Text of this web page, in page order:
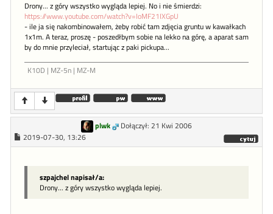
Drony... z góry wszystko wygląda lepiej. No i nie śmierdzi:
https://www.youtube.com/watch?v=IoMF21IXGpU
- ile ja się nakombinowałem, żeby robić tam zdjęcia gruntu w kawałkach
1x1m. A teraz, proszę - poszedłbym sobie na lekko na górę, a aparat sam
by do mnie przyleciał, startując z paki pickupa...
K10D | MZ-5n | MZ-M
plwk
Dołączył: 21 Kwi 2006
2019-07-30, 13:26
szpajchel napisał/a:
Drony... z góry wszystko wygląda lepiej.